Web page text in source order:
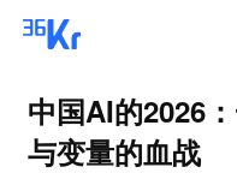
中国AI的2026
与变量的血战